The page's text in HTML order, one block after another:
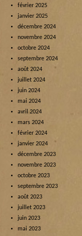
février 2025
janvier 2025
décembre 2024
novembre 2024
octobre 2024
septembre 2024
août 2024
juillet 2024
juin 2024
mai 2024
avril 2024
mars 2024
février 2024
janvier 2024
décembre 2023
novembre 2023
octobre 2023
septembre 2023
août 2023
juillet 2023
juin 2023
mai 2023